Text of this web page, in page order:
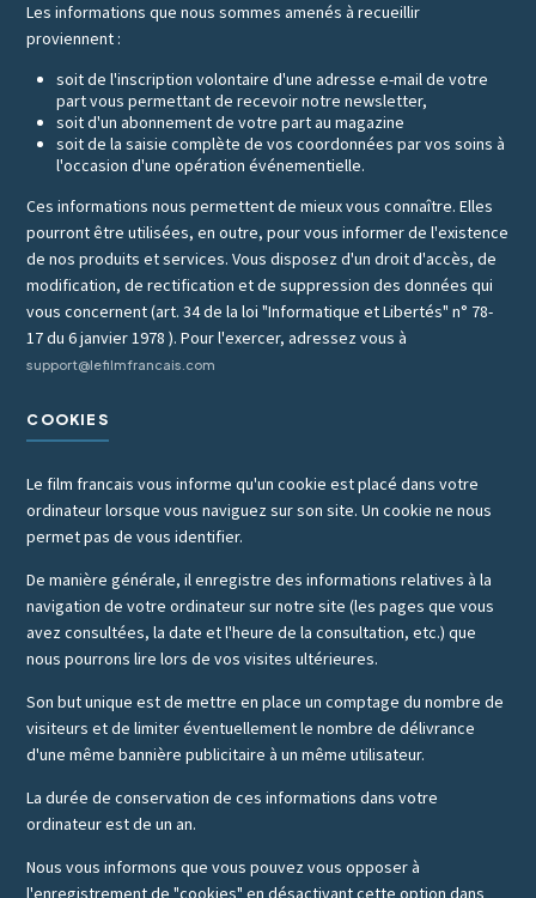
Les informations que nous sommes amenés à recueillir
proviennent :
soit de l'inscription volontaire d'une adresse e-mail de votre
part vous permettant de recevoir notre newsletter,
soit d'un abonnement de votre part au magazine
soit de la saisie complète de vos coordonnées par vos soins à
l'occasion d'une opération événementielle.
Ces informations nous permettent de mieux vous connaître. Elles
pourront être utilisées, en outre, pour vous informer de l'existence
de nos produits et services. Vous disposez d'un droit d'accès, de
modification, de rectification et de suppression des données qui
vous concernent (art. 34 de la loi "Informatique et Libertés" n° 78-
17 du 6 janvier 1978 ). Pour l'exercer, adressez vous à
support@lefilmfrancais.com
COOKIES
Le film francais vous informe qu'un cookie est placé dans votre
ordinateur lorsque vous naviguez sur son site. Un cookie ne nous
permet pas de vous identifier.
De manière générale, il enregistre des informations relatives à la
navigation de votre ordinateur sur notre site (les pages que vous
avez consultées, la date et l'heure de la consultation, etc.) que
nous pourrons lire lors de vos visites ultérieures.
Son but unique est de mettre en place un comptage du nombre de
visiteurs et de limiter éventuellement le nombre de délivrance
d'une même bannière publicitaire à un même utilisateur.
La durée de conservation de ces informations dans votre
ordinateur est de un an.
Nous vous informons que vous pouvez vous opposer à
l'enregistrement de "cookies" en désactivant cette option dans